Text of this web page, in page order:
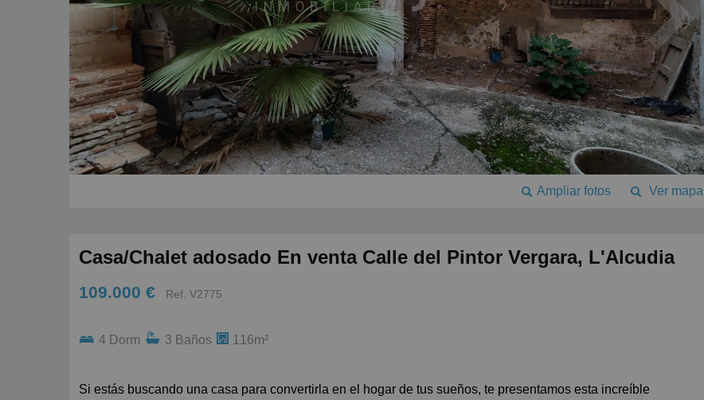
Ver mapa
Ampliar fotos
Casa/Chalet adosado En venta Calle del Pintor Vergara, L'Alcudia
109.000 € Ref. V2775
4 Dorm 3 Baños 116m²
Si estás buscando una casa para convertirla en el hogar de tus sueños, te presentamos esta increíble